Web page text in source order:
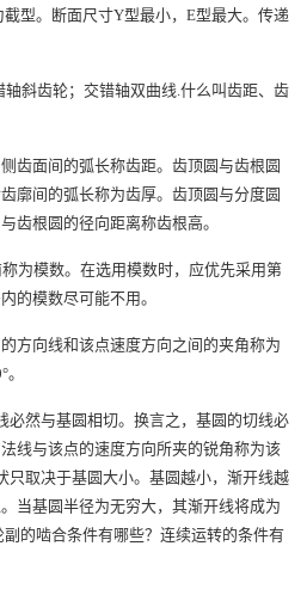
。断面尺寸Y型最小，E型最大。传递
斜齿轮；交错轴双曲线.什么叫齿距、齿
面间的弧长称齿距。齿顶圆与齿根圆
廓间的弧长称为齿厚。齿顶圆与分度圆
齿根圆的径向距离称齿根高。
模数。在选用模数时，应优先采用第
的模数尽可能不用。
向线和该点速度方向之间的夹角称为
然与基圆相切。换言之，基圆的切线必
线与该点的速度方向所夹的锐角称为该
只取决于基圆大小。基圆越小，渐开线越
当基圆半径为无穷大，其渐开线将成为
的啮合条件有哪些？连续运转的条件有